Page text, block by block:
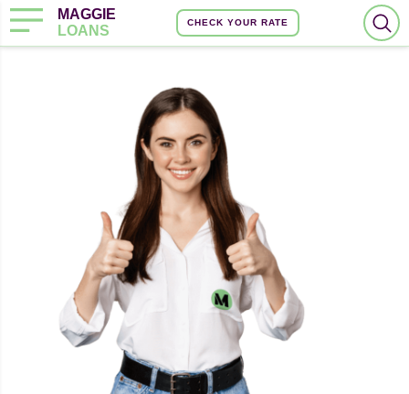
MAGGIE
LOANS
CHECK YOUR RATE